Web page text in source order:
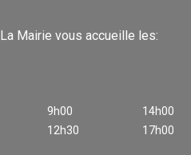
La Mairie vous accueille les:
9h00
12h30
14h00
17h00